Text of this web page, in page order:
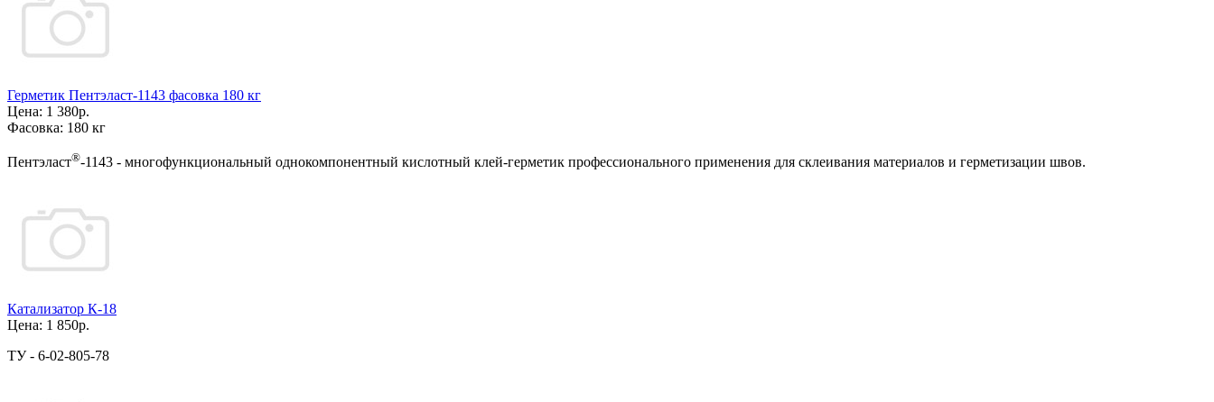
Герметик Пентэласт-1143 фасовка 180 кг
Цена: 1 380р.
Фасовка: 180 кг
Пентэласт®-1143 - многофункциональный однокомпонентный кислотный клей-герметик профессионального применения для склеивания материалов и герметизации швов.
Катализатор К-18
Цена: 1 850р.
ТУ - 6-02-805-78